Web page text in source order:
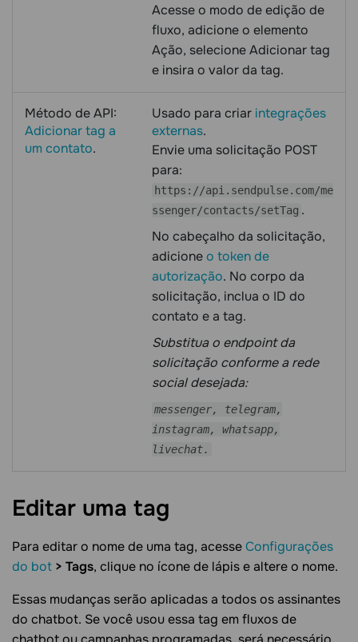
Acesse o modo de edição de
fluxo, adicione o elemento
Ação, selecione Adicionar tag
e insira o valor da tag.
Método de API:
Adicionar tag a
um contato.
Usado para criar integrações
externas.
Envie uma solicitação POST
para:
https://api.sendpulse.com/me
ssenger/contacts/setTag .
No cabeçalho da solicitação,
adicioneo token de
autorização. No corpo da
solicitação, inclua o ID do
contato e a tag.
Substitua o endpoint da
solicitação conforme a rede
social desejada:
messenger, telegram,
instagram, whatsapp,
livechat.
Editar uma tag
Para editar o nome de uma tag, acesseConfigurações
do bot > Tags, clique no ícone de lápis e altere o nome.
Essas mudanças serão aplicadas a todos os assinantes
do chatbot. Se você usou essa tag em fluxos de